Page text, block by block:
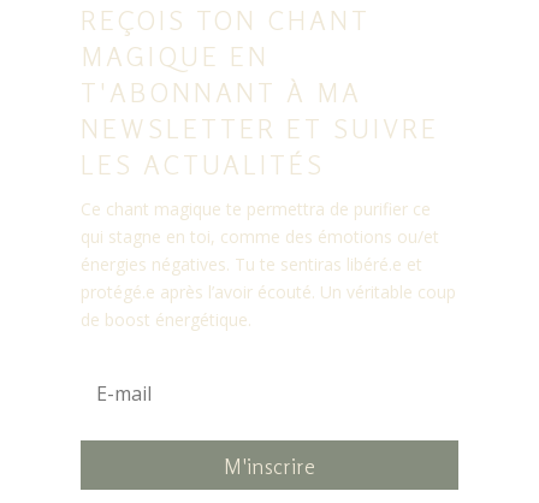
REÇOIS TON CHANT
MAGIQUE EN
T'ABONNANT À MA
NEWSLETTER ET SUIVRE
LES ACTUALITÉS
Ce chant magique te permettra de purifier ce
qui stagne en toi, comme des émotions ou/et
énergies négatives. Tu te sentiras libéré.e et
protégé.e après l’avoir écouté. Un véritable coup
de boost énergétique.
M'inscrire